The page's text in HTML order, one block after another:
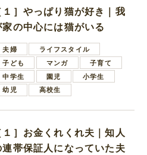
１］やっぱり猫が好き｜我
家の中心には猫がいる
夫婦
ライフスタイル
子ども
マンガ
子育て
中学生
園児
小学生
幼児
高校生
１］お金くれくれ夫｜知人
連帯保証人になっていた夫